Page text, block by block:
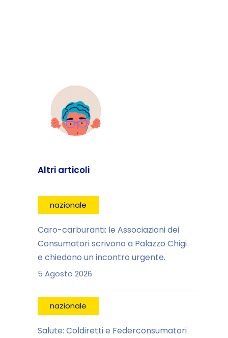
Altri articoli
nazionale
Caro-carburanti: le Associazioni dei
Consumatori scrivono a Palazzo Chigi
e chiedono un incontro urgente.
5 Agosto 2026
nazionale
Salute: Coldiretti e Federconsumatori